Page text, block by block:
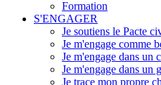
Formation
S'ENGAGER
Je soutiens le Pacte
Je m'engage comme
Je m'engage dans un
Je m'engage dans un
Je trace mon propre